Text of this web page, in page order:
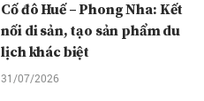
Cố đô Huế – Phong Nha: Kết
nối di sản, tạo sản phẩm du
lịch khác biệt
31/07/2026